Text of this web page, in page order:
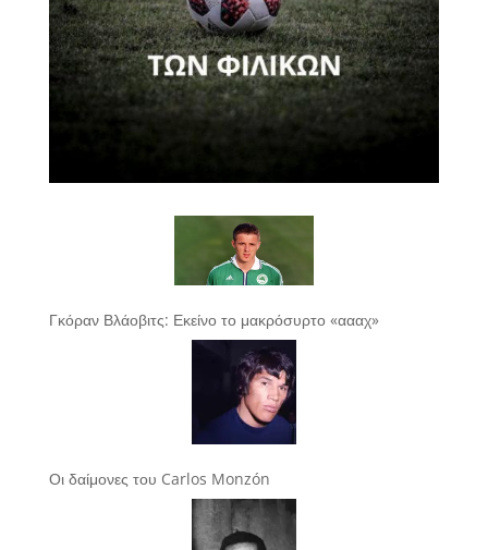
Γκόραν Βλάοβιτς: Εκείνο το μακρόσυρτο «αααχ»
Οι δαίμονες του Carlos Monzón